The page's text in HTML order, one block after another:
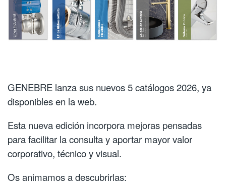
GENEBRE lanza sus nuevos 5 catálogos 2026, ya
disponibles en la web.
Esta nueva edición incorpora mejoras pensadas
para facilitar la consulta y aportar mayor valor
corporativo, técnico y visual.
Os animamos a descubrirlas: